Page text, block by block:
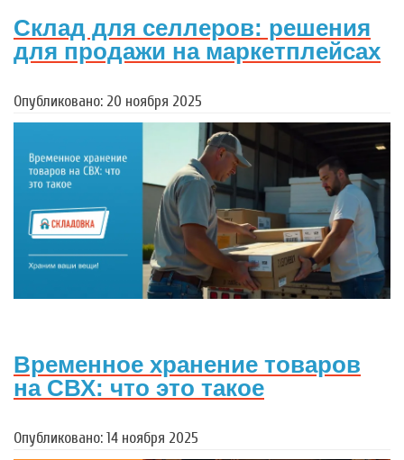
Склад для селлеров: решения
для продажи на маркетплейсах
Опубликовано: 20 ноября 2025
Временное хранение товаров
на СВХ: что это такое
Опубликовано: 14 ноября 2025